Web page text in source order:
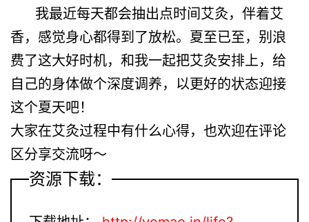
我最近每天都会抽出点时间艾灸，伴着艾
香，感觉身心都得到了放松。夏至已至，别浪
费了这大好时机，和我一起把艾灸安排上，给
自己的身体做个深度调养，以更好的状态迎接
这个夏天吧！
大家在艾灸过程中有什么心得，也欢迎在评论
区分享交流呀～
资源下载：